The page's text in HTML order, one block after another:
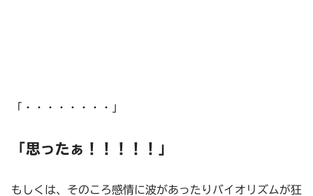
「・・・・・・・・」
「思ったぁ！！！！！」
もしくは、そのころ感情に波があったりバイオリズムが狂